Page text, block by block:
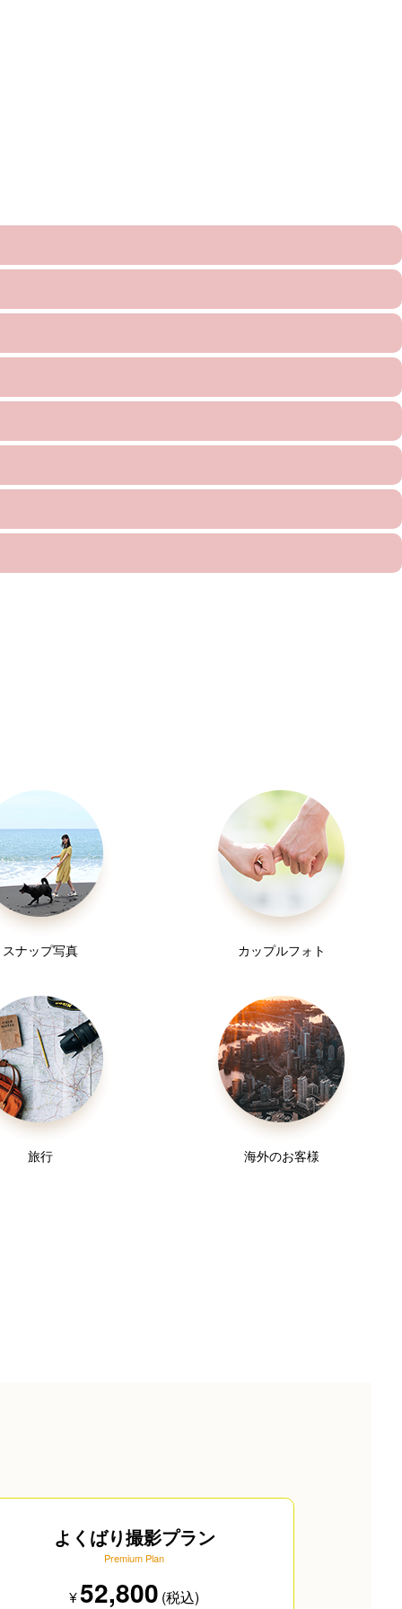
スナップ写真 カップルフォト
旅行 海外のお客様
よくばり撮影プラン
Premium Plan
¥52,800 (税込)